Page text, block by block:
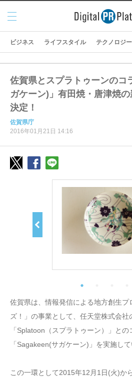
メニ
ュー
ビジネス ライフスタイル テクノロジ
佐賀県とスプラトゥーンのコ
ガケーン)」有田焼・唐津焼
決定！
佐賀県庁
2016年01月21日 14:16
佐賀県は、情報発信による地方創生プ
ズ！」の事業として、任天堂株式会社
「Splatoon（スプラトゥーン）」と
「Sagakeen(サガケーン)」を実施して
この一環として2015年12月1日(火)か